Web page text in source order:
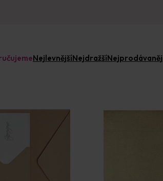
NejlevnějšíNejdražší